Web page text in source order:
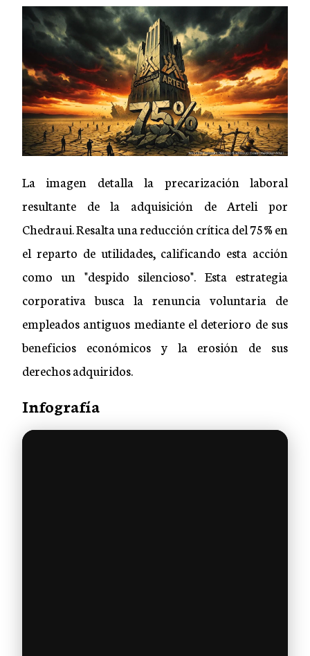
La imagen detalla la precarización laboral
resultante de la adquisición de Arteli por
Chedraui. Resalta una reducción crítica del 75% en
el reparto de utilidades, calificando esta acción
como un "despido silencioso". Esta estrategia
corporativa busca la renuncia voluntaria de
empleados antiguos mediante el deterioro de sus
beneficios económicos y la erosión de sus
derechos adquiridos.
Infografía